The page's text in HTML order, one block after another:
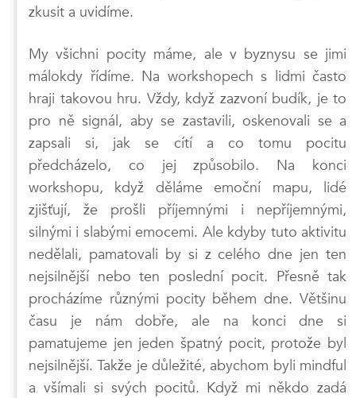
zkusit a uvidíme.
My všichni pocity máme, ale v byznysu se jimi
málokdy řídíme. Na workshopech s lidmi často
hraji takovou hru. Vždy, když zazvoní budík, je to
pro ně signál, aby se zastavili, oskenovali se a
zapsali si, jak se cítí a co tomu pocitu
předcházelo, co jej způsobilo. Na konci
workshopu, když děláme emoční mapu, lidé
zjišťují, že prošli příjemnými i nepříjemnými,
silnými i slabými emocemi. Ale kdyby tuto aktivitu
nedělali, pamatovali by si z celého dne jen ten
nejsilnější nebo ten poslední pocit. Přesně tak
procházíme různými pocity během dne. Většinu
času je nám dobře, ale na konci dne si
pamatujeme jen jeden špatný pocit, protože byl
nejsilnější. Takže je důležité, abychom byli mindful
a všímali si svých pocitů. Když mi někdo zadá